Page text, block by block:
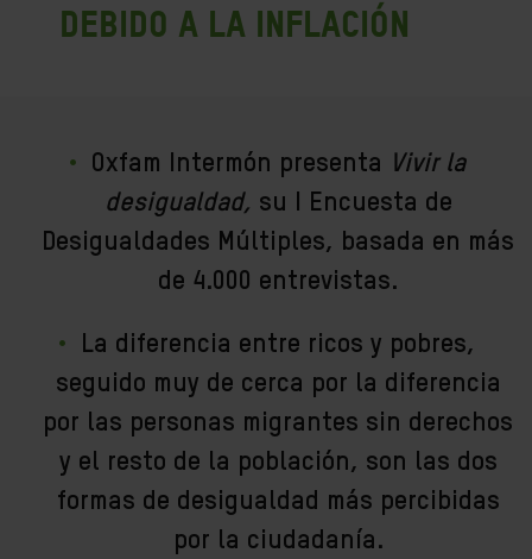
debido a la inflación
Oxfam Intermón presenta
Vivir la
desigualdad, su I Encuesta de
Desigualdades Múltiples, basada en más
de 4.000 entrevistas.
La diferencia entre ricos y pobres,
seguido muy de cerca por la diferencia
por las personas migrantes sin derechos
y el resto de la población, son las dos
formas de desigualdad más percibidas
por la ciudadanía.